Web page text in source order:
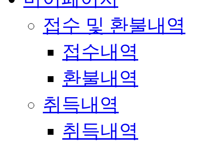
접수 및 환불내역
접수내역
환불내역
취득내역
취득내역